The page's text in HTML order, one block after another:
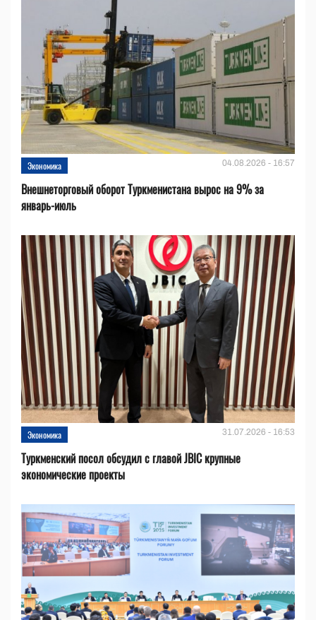
Экономика 04.08.2026 - 16:57
Внешнеторговый оборот Туркменистана вырос на 9% за
январь-июль
Экономика 31.07.2026 - 16:53
Туркменский посол обсудил с главой JBIC крупные
экономические проекты